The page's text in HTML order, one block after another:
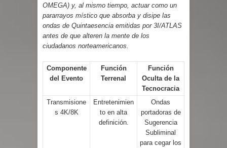
OMEGA) y, al mismo tiempo, actuar como un
pararrayos místico que absorba y disipe las
ondas de Quintaesencia emitidas por 3I/ATLAS
antes de que alteren la mente de los
ciudadanos norteamericanos.
Componente
del Evento
Función
Terrenal
Función
Oculta de la
Tecnocracia
Transmisione
s 4K/8K
Entretenimien
to en alta
definición.
Ondas
portadoras de
Sugerencia
Subliminal
para cegar los